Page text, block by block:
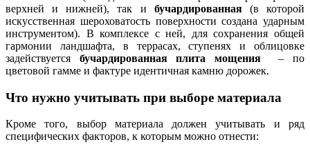
верхней и нижней), так и бучардированная(в которой
искусственная шероховатость поверхности создана ударным
инструментом). В комплексе с ней, для сохранения общей
гармонии ландшафта, в террасах, ступенях и облицовке
задействуется бучардированная плита мощения
– по
цветовой гамме и фактуре идентичная камню дорожек.
Что нужно учитывать при выборе материала
Кроме того, выбор материала должен учитывать и ряд
специфических факторов, к которым можно отнести: